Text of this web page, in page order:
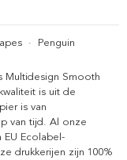
· Penguin
Multidesign Smooth
is uit de
is van
van tijd. Al onze
Ecolabel-
drukkerijen zijn 100%